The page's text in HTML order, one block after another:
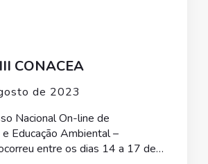
CONACEA
de 2023
Nacional On-line de
e Educação Ambiental –
entre os dias 14 a 17 de…